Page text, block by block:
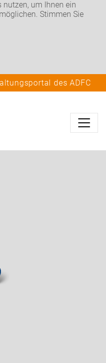
nutzen, um Ihnen ein
Stimmen Sie
des ADFC